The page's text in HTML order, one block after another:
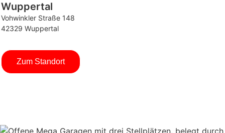
Wuppertal
Vohwinkler Straße 148
42329 Wuppertal
Zum Standort